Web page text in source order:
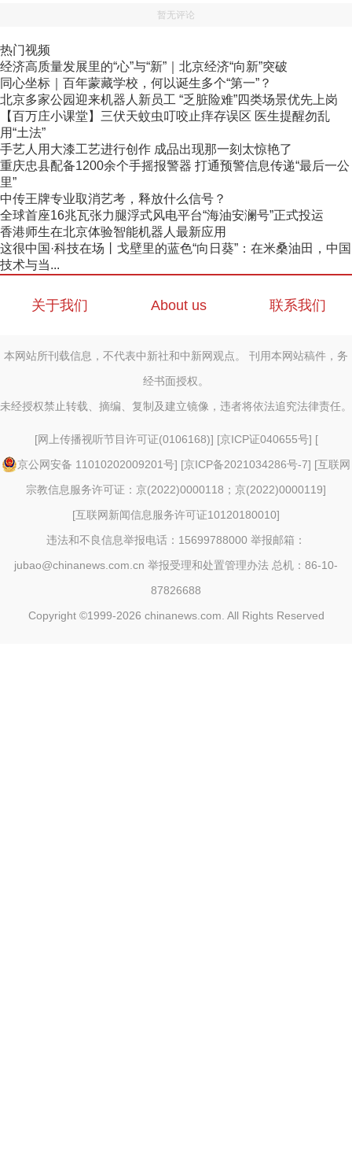
暂无评论
热门视频
经济高质量发展里的“心”与“新”｜北京经济“向新”突破
同心坐标｜百年蒙藏学校，何以诞生多个“第一”？
北京多家公园迎来机器人新员工 “乏脏险难”四类场景优先上岗
【百万庄小课堂】三伏天蚊虫叮咬止痒存误区 医生提醒勿乱
用“土法”
手艺人用大漆工艺进行创作 成品出现那一刻太惊艳了
重庆忠县配备1200余个手摇报警器 打通预警信息传递“最后一公
里”
中传王牌专业取消艺考，释放什么信号？
全球首座16兆瓦张力腿浮式风电平台“海油安澜号”正式投运
香港师生在北京体验智能机器人最新应用
这很中国·科技在场丨戈壁里的蓝色“向日葵”：在米桑油田，中国
技术与当...
关于我们 About us 联系我们
本网站所刊载信息，不代表中新社和中新网观点。 刊用本网站稿件，务
经书面授权。
未经授权禁止转载、摘编、复制及建立镜像，违者将依法追究法律责任。
[网上传播视听节目许可证(0106168)] [京ICP证040655号] [
京公网安备 11010202009201号] [京ICP备2021034286号-7] [互联网
宗教信息服务许可证：京(2022)0000118；京(2022)0000119]
[互联网新闻信息服务许可证10120180010]
违法和不良信息举报电话：15699788000 举报邮箱：
jubao@chinanews.com.cn 举报受理和处置管理办法 总机：86-10-
87826688
Copyright ©1999-2026 chinanews.com. All Rights Reserved